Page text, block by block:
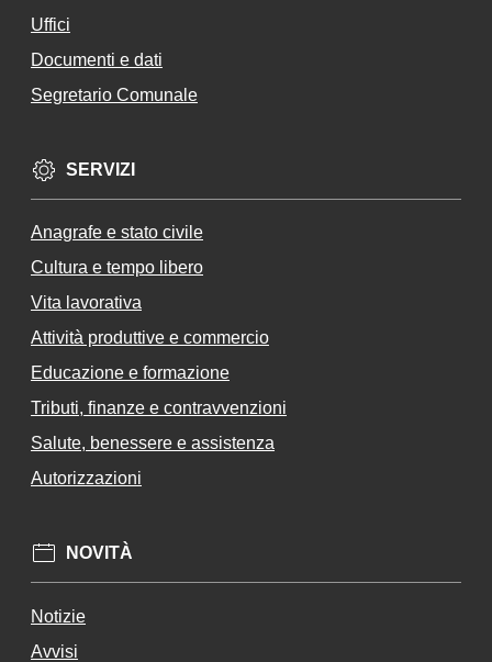
Co
m
un
rre
Ca
m
pi
no
Seguici
Uffici
Documenti e dati
Segretario Comunale
SERVIZI
Anagrafe e stato civile
Cultura e tempo libero
Vita lavorativa
Attività produttive e commercio
Educazione e formazione
Tributi, finanze e contravvenzioni
Salute, benessere e assistenza
Autorizzazioni
NOVITÀ
Notizie
Avvisi